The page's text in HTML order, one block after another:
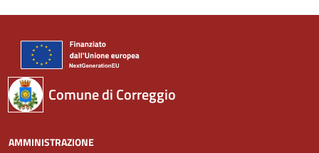
Comune di Correggio
AMMINISTRAZIONE